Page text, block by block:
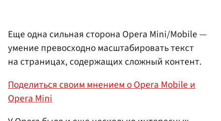
Еще одна сильная сторона Opera Mini/Mobile —
умение превосходно масштабировать текст
на страницах, содержащих сложный контент.
Поделиться своим мнением о Opera Mobile и
Opera Mini